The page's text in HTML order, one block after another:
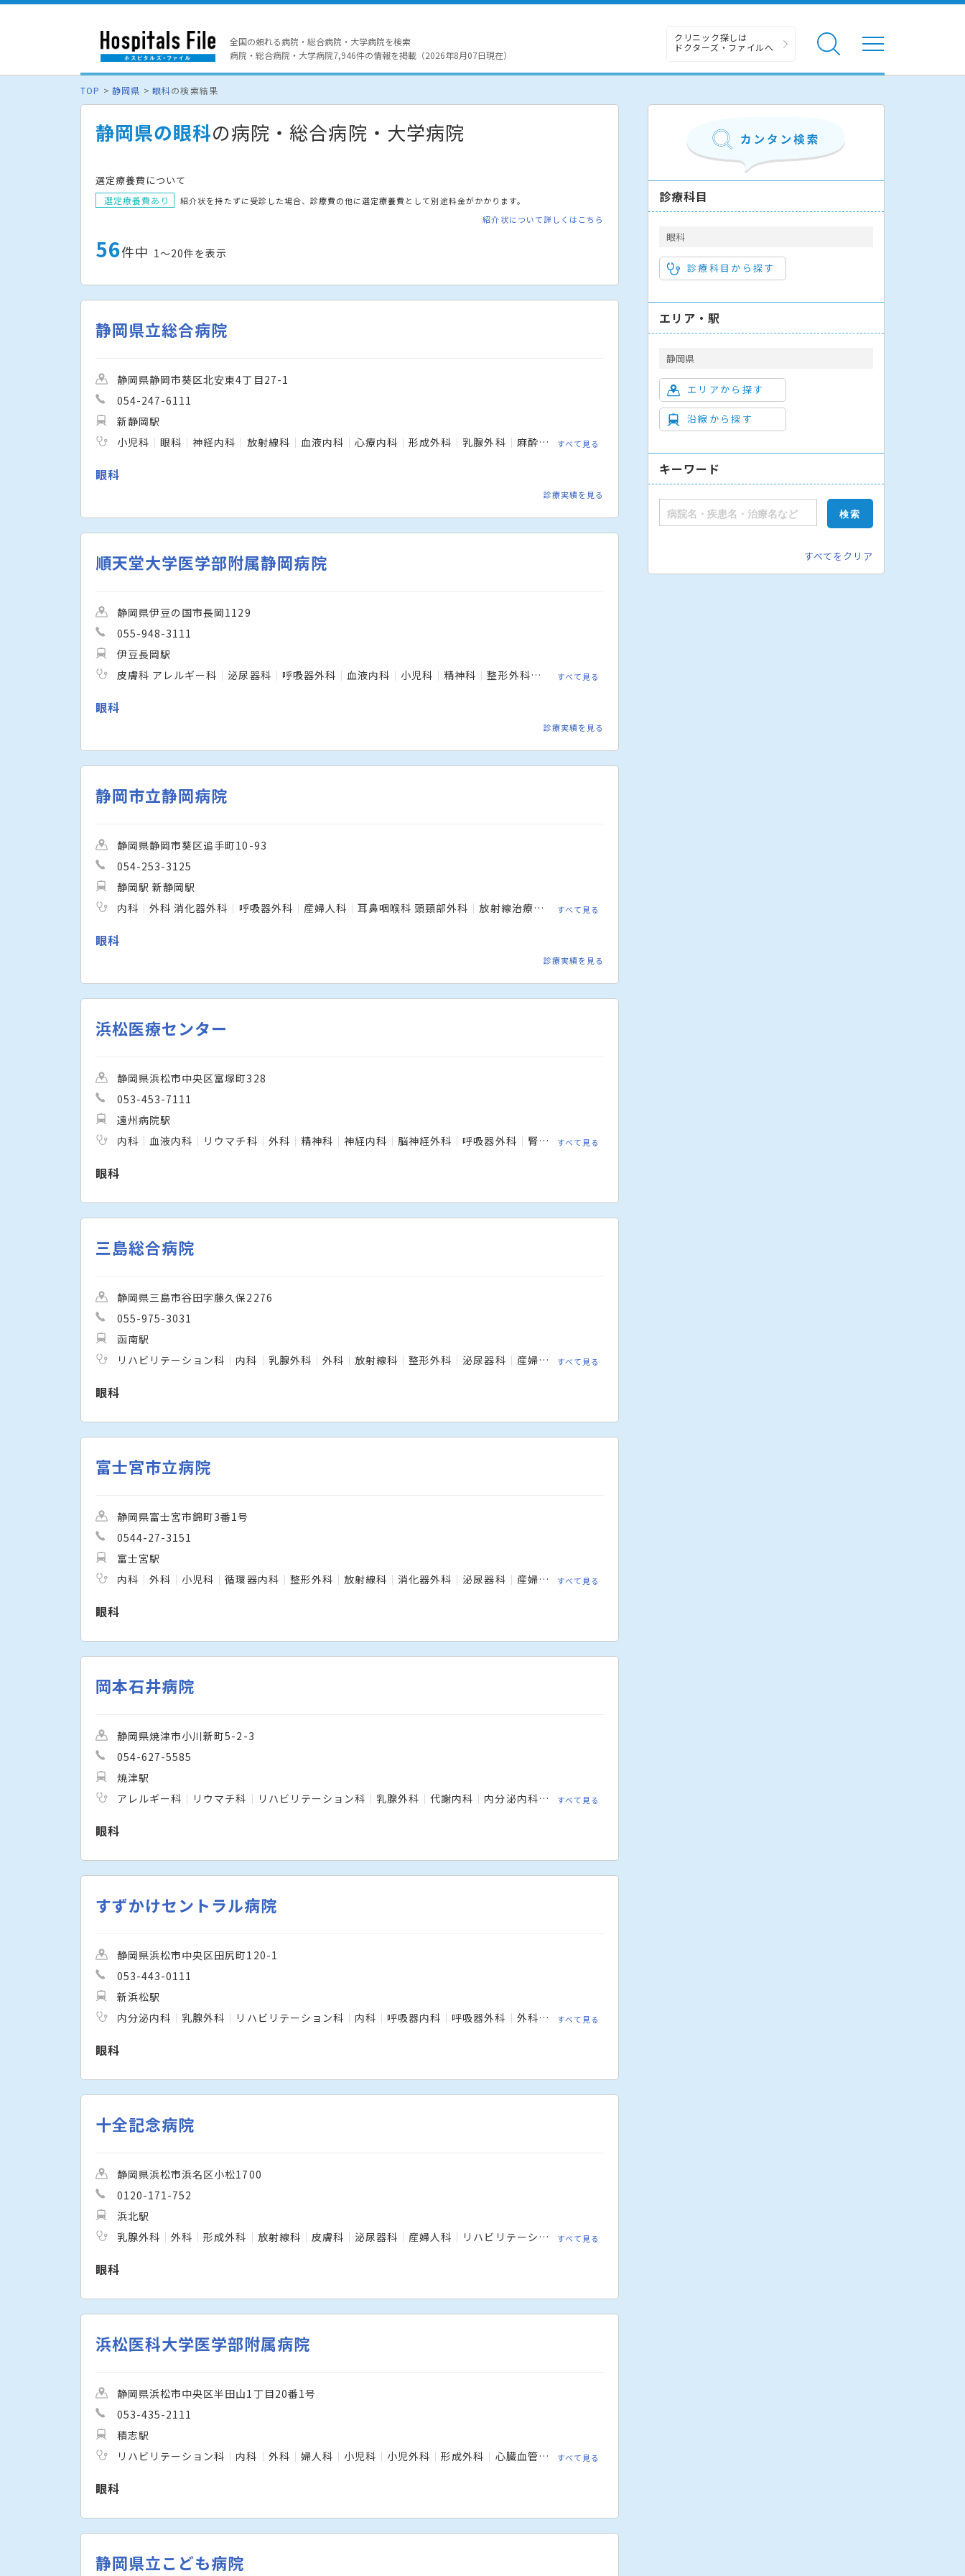
全国の頼れる病院・総合病院・大学病院を検索
病院・総合病院・大学病院7,946件の情報を掲載（2026年8月07日現在）
クリニック探しは
ドクターズ・ファイルへ
TOP 静岡県 眼科の検索結果
静岡県の眼科の病院・総合病院・大学病院
選定療養費について
選定療養費あり
紹介状を持たずに受診した場合、診療費の他に選定療養費として別途料金がかかります。
紹介状について詳しくはこちら
56件中 1〜20件を表示
静岡県立総合病院
静岡県静岡市葵区北安東4丁目27-1
054-247-6111
新静岡駅
小児科
眼科 神経内科 放射線科 血液内科 心療内科 形成外科 乳腺外科 麻酔科 外科 心臓血管外科
すべて見る
眼科
診療実績を見る
順天堂大学医学部附属静岡病院
静岡県伊豆の国市長岡1129
055-948-3111
伊豆長岡駅
皮膚科 アレルギー科
泌尿器科 呼吸器外科 血液内科 小児科 精神科 整形外科 脳神経外科
すべて見る
眼科
診療実績を見る
静岡市立静岡病院
静岡県静岡市葵区追手町10-93
054-253-3125
静岡駅 新静岡駅
内科
外科 消化器外科 呼吸器外科 産婦人科 耳鼻咽喉科 頭頸部外科 放射線治療科 皮膚科
すべて見る
眼科
診療実績を見る
浜松医療センター
静岡県浜松市中央区富塚町328
053-453-7111
遠州病院駅
内科
血液内科 リウマチ科 外科 精神科 神経内科 脳神経外科 呼吸器外科 腎臓内科 心臓血管外科
すべて見る
眼科
三島総合病院
静岡県三島市谷田字藤久保2276
055-975-3031
函南駅
リハビリテーション科
内科 乳腺外科 外科 放射線科 整形外科 泌尿器科 産婦人科 皮膚科
すべて見る
眼科
富士宮市立病院
静岡県富士宮市錦町3番1号
0544-27-3151
富士宮駅
内科
外科 小児科 循環器内科 整形外科 放射線科 消化器外科 泌尿器科 産婦人科 病理診断科
すべて見る
眼科
岡本石井病院
静岡県焼津市小川新町5-2-3
054-627-5585
焼津駅
アレルギー科
リウマチ科 リハビリテーション科 乳腺外科 代謝内科 内分泌内科 内科 呼吸器内科
すべて見る
眼科
すずかけセントラル病院
静岡県浜松市中央区田尻町120-1
053-443-0111
新浜松駅
内分泌内科
乳腺外科 リハビリテーション科 内科 呼吸器内科 呼吸器外科 外科 婦人科 形成外科
すべて見る
眼科
十全記念病院
静岡県浜松市浜名区小松1700
0120-171-752
浜北駅
乳腺外科
外科 形成外科 放射線科 皮膚科 泌尿器科 産婦人科 リハビリテーション科 整形外科
すべて見る
眼科
浜松医科大学医学部附属病院
静岡県浜松市中央区半田山1丁目20番1号
053-435-2111
積志駅
リハビリテーション科
内科 外科 婦人科 小児科 小児外科 形成外科 心臓血管外科 放射線科
すべて見る
眼科
静岡県立こども病院
診療科目
眼科
診療科目から探す
エリア・駅
静岡県
エリアから探す
沿線から探す
キーワード
すべてをクリア